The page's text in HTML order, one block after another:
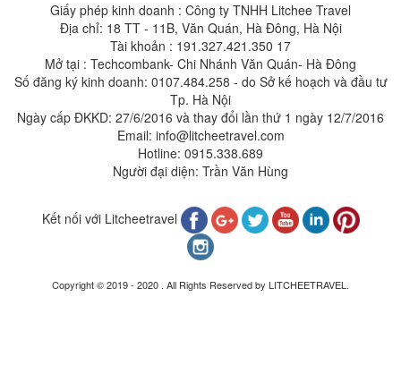
Giấy phép kinh doanh : Công ty TNHH Litchee Travel
Địa chỉ: 18 TT - 11B, Văn Quán, Hà Đông, Hà Nội
Tài khoản : 191.327.421.350 17
Mở tại : Techcombank- Chi Nhánh Văn Quán- Hà Đông
Số đăng ký kinh doanh: 0107.484.258 - do Sở kế hoạch và đầu tư
Tp. Hà Nội
Ngày cấp ĐKKD: 27/6/2016 và thay đổi lần thứ 1 ngày 12/7/2016
Email: info@litcheetravel.com
Hotline: 0915.338.689
Người đại diện: Trần Văn Hùng
Kết nối với Litcheetravel
Copyright © 2019 - 2020 . All Rights Reserved by LITCHEETRAVEL.